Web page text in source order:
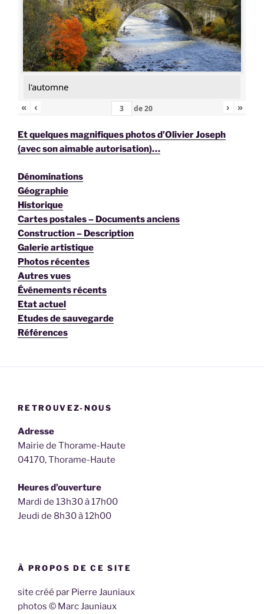
l'automne
«
‹ de20 › »
Et quelques magnifiques photos d’Olivier Joseph
(avec son aimable autorisation)…
Dénominations
Géographie
Historique
Cartes postales – Documents anciens
Construction – Description
Galerie artistique
Photos récentes
Autres vues
Événements récents
Etat actuel
Etudes de sauvegarde
Références
RETROUVEZ-NOUS
Adresse
Mairie de Thorame-Haute
04170, Thorame-Haute
Heures d’ouverture
Mardi de 13h30 à 17h00
Jeudi de 8h30 à 12h00
À PROPOS DE CE SITE
site créé par Pierre Jauniaux
photos © Marc Jauniaux